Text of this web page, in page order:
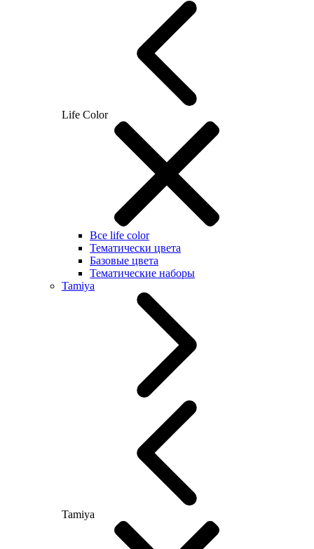
Life Color
Все life color
Тематически цвета
Базовые цвета
Тематические наборы
Tamiya
Tamiya